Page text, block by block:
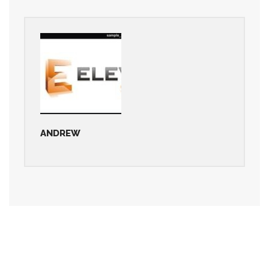
ANDREW